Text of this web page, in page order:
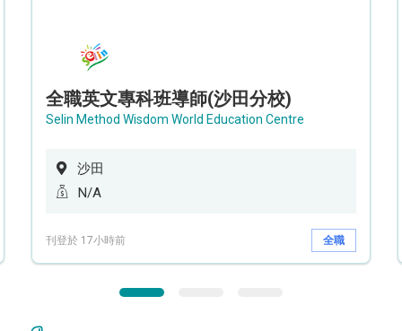
全職英文專科班導師(沙田分校)
Selin Method Wisdom World Education Centre
沙田
N/A
刊登於 17小時前 全職